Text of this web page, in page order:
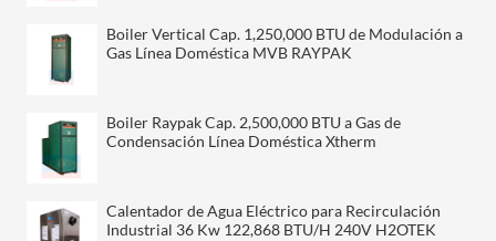
Boiler Vertical Cap. 1,250,000 BTU de Modulación a
Gas Línea Doméstica MVB RAYPAK
Boiler Raypak Cap. 2,500,000 BTU a Gas de
Condensación Línea Doméstica Xtherm
Calentador de Agua Eléctrico para Recirculación
Industrial 36 Kw 122,868 BTU/H 240V H2OTEK